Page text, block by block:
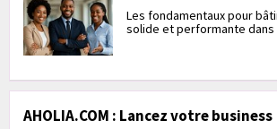
Les fondamentaux pour
solide et performante dans
AHOLIA.COM : Lancez votre business